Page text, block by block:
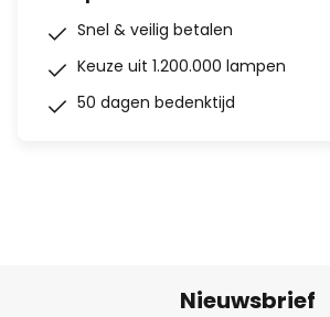
Snel & veilig betalen
Keuze uit 1.200.000 lampen
50 dagen bedenktijd
Nieuwsbrief